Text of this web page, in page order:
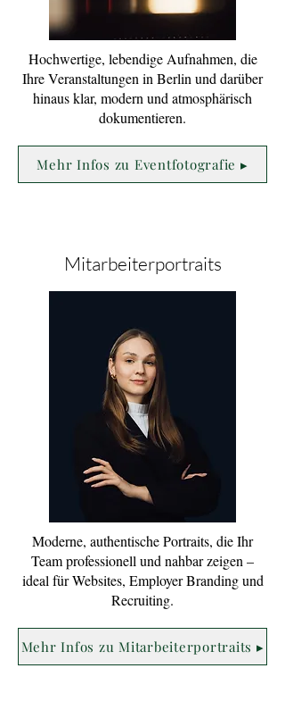
Hochwertige, lebendige Aufnahmen, die
Ihre Veranstaltungen in Berlin und darüber
hinaus klar, modern und atmosphärisch
dokumentieren.
Mehr Infos zu Eventfotografie ▸
Mitarbeiterportraits
Moderne, authentische Portraits, die Ihr
Team professionell und nahbar zeigen –
ideal für Websites, Employer Branding und
Recruiting.
Mehr Infos zu Mitarbeiterportraits ▸